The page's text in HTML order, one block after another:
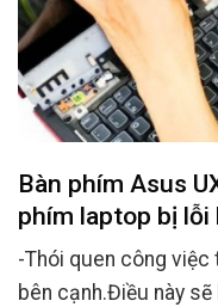
Bàn phím Asus
phím laptop bị lỗi
-Thói quen công
bên cạnh.Điều này